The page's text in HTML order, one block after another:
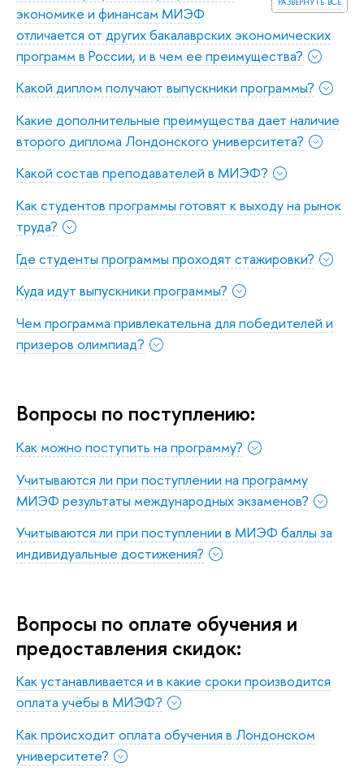
экономике и финансам МИЭФ
отличается от других бакалаврских экономических
программ в России, и в чем ее преимущества?
Какой диплом получают выпускники программы?
Какие дополнительные преимущества дает наличие
второго диплома Лондонского университета?
Какой состав преподавателей в МИЭФ?
Как студентов программы готовят к выходу на рынок
труда?
Где студенты программы проходят стажировки?
Куда идут выпускники программы?
Чем программа привлекательна для победителей и
призеров олимпиад?
Вопросы по поступлению:
Как можно поступить на программу?
Учитываются ли при поступлении на программу
МИЭФ результаты международных экзаменов?
Учитываются ли при поступлении в МИЭФ баллы за
индивидуальные достижения?
Вопросы по оплате обучения и
предоставления скидок:
Как устанавливается и в какие сроки производится
оплата учёбы в МИЭФ?
Как происходит оплата обучения в Лондонском
университете?